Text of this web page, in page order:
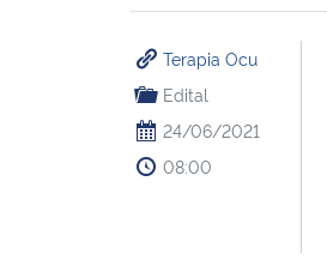
Terapia Ocu
Edital
24/06/2021
08:00